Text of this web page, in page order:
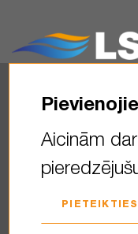
Atklāj
karjeru!
darbs—tā
pilna
Aicinām
PIETEIKTIES